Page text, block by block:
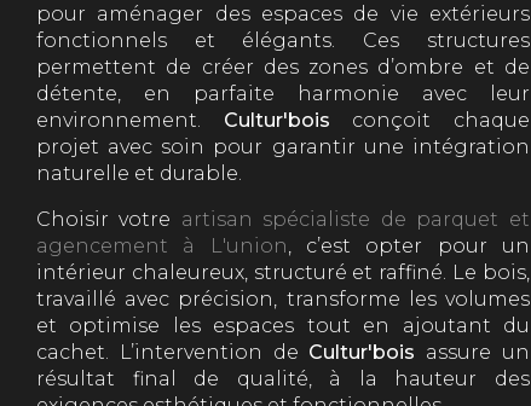
pour aménager des espaces de vie extérieurs
fonctionnels et élégants. Ces structures
permettent de créer des zones d’ombre et de
détente, en parfaite harmonie avec leur
environnement. Cultur'bois conçoit chaque
projet avec soin pour garantir une intégration
naturelle et durable.
Choisir votre artisan spécialiste de parquet et
agencement à L'union , c’est opter pour un
intérieur chaleureux, structuré et raffiné. Le bois,
travaillé avec précision, transforme les volumes
et optimise les espaces tout en ajoutant du
cachet. L’intervention de Cultur'bois assure un
résultat final de qualité, à la hauteur des